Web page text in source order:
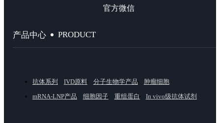
官方微信
产品中心 PRODUCT
抗体系列 IVD原料 分子生物学产品
肿瘤细胞
mRNA-LNP产品
细胞因子 重组蛋白 In vivo级抗体试剂